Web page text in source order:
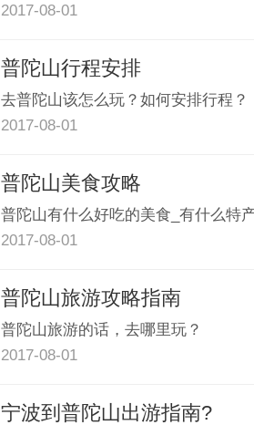
2017-08-01
普陀山行程安排
去普陀山该怎么玩？如何安排行程？
2017-08-01
普陀山美食攻略
普陀山有什么好吃的美食_有什么特
2017-08-01
普陀山旅游攻略指南
普陀山旅游的话，去哪里玩？
2017-08-01
宁波到普陀山出游指南?